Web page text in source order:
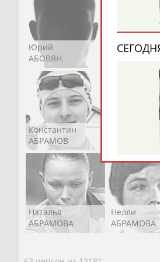
Юрий
АБОВЯН
Никита
Константин
АБРАМОВ
Наталья
АБРАМОВА
Нелли
АБРАМОВА
Александр
ПРИВАЛОВ